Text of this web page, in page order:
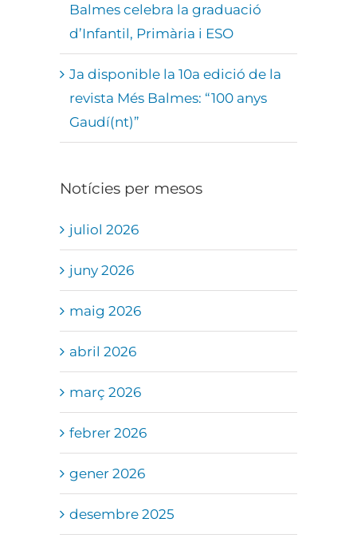
Balmes celebra la graduació
d’Infantil, Primària i ESO
Ja disponible la 10a edició de la
revista Més Balmes: “100 anys
Gaudí(nt)”
Notícies per mesos
juliol 2026
juny 2026
maig 2026
abril 2026
març 2026
febrer 2026
gener 2026
desembre 2025